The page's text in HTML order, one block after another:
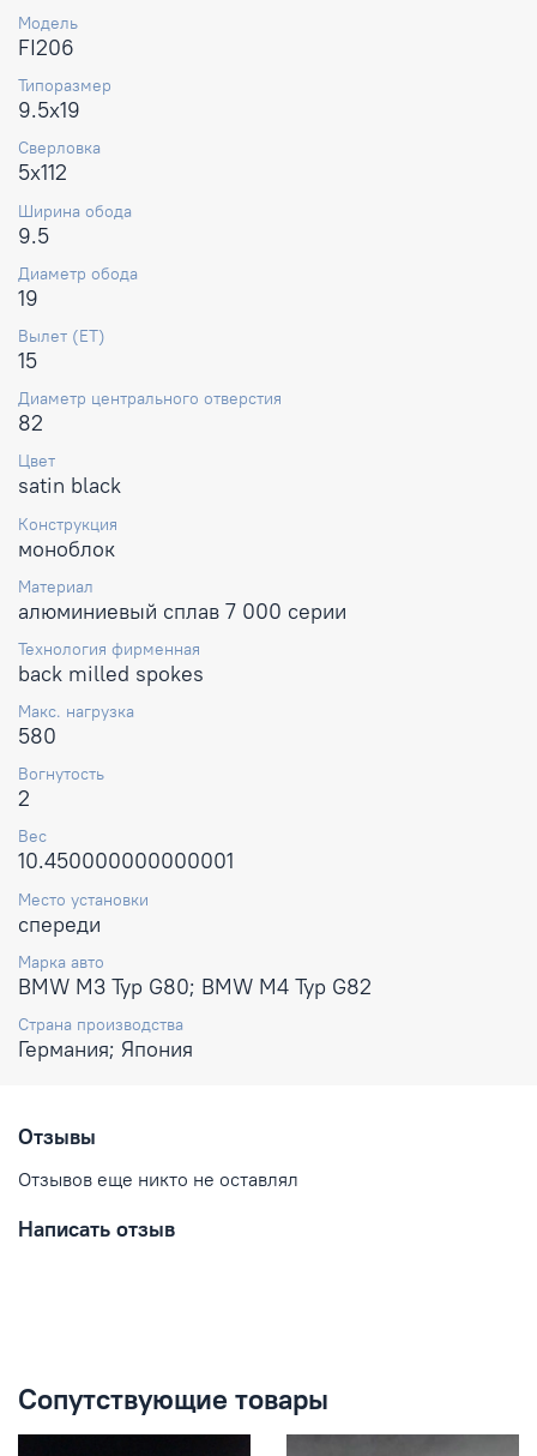
Модель
FI206
Типоразмер
9.5x19
Сверловка
5x112
Ширина обода
9.5
Диаметр обода
19
Вылет (ET)
15
Диаметр центрального отверстия
82
Цвет
satin black
Конструкция
моноблок
Материал
алюминиевый сплав 7 000 серии
Технология фирменная
back milled spokes
Макс. нагрузка
580
Вогнутость
2
Вес
10.450000000000001
Место установки
спереди
Марка авто
BMW M3 Typ G80; BMW M4 Typ G82
Страна производства
Германия; Япония
Отзывы
Отзывов еще никто не оставлял
Написать отзыв
Сопутствующие товары